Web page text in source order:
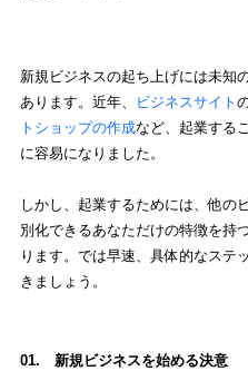
新規ビジネスの起ち上げには未知
あります。近年、
ビジネスサイト
トショップの作成など、起業する
に容易になりました。
しかし、起業するためには、他の
別化できるあなただけの特徴を持
ります。では早速、具体的なステ
きましょう。
01.　新規ビジネスを始める決意